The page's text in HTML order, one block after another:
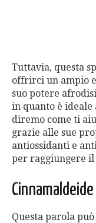
Tuttavia, questa
offrirci un ampio
suo potere
in quanto è ideale
diremo come ti
grazie alle sue
antiossidanti e
per raggiungere
Cinnamaldeide
Questa parola